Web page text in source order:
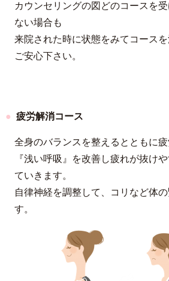
カウンセリングの図どのコースを
ない場合も
来院された時に状態をみてコース
ご安心下さい。
疲労解消コース
全身のバランスを整えるとともに
『浅い呼吸』を改善し疲れが抜け
ていきます。
自律神経を調整して、コリなど体
す。